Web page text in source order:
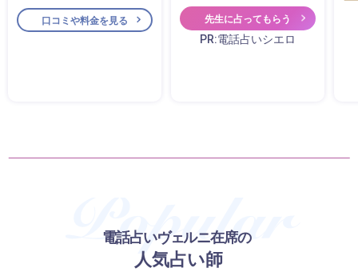
口コミや料金を見る 先生に占ってもらう
PR:電話占いシエロ
電話占いヴェルニ在席の
人気占い師